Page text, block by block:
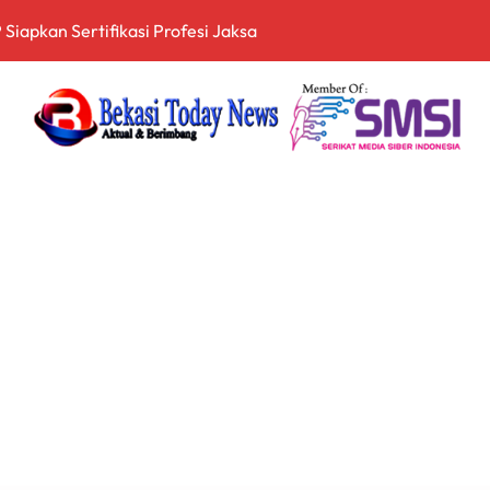
Lonjakan Harga Minyak dan Pasokan Ketat di China
Sinergi Pembangunan Daerah Lewat Audiensi dengan